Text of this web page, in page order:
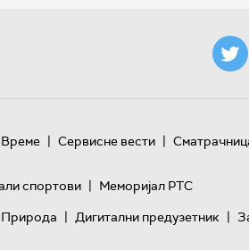
Време | Сервисне вести |
спортови | Меморијал РТС
Природа | Дигитални предузетник |